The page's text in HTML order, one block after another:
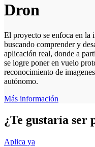
Dron
El proyecto se enfoca en la
buscando comprender y
aplicación real, donde a
se logre poner en vuelo
reconocimiento de
autónomo.
Más información
¿Te gustaría ser
Aplica ya